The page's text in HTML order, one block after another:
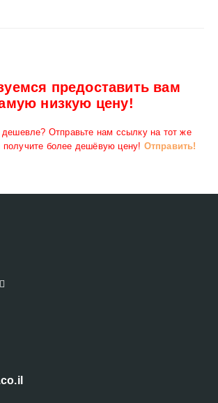
предоставить вам
низкую цену!
Отправьте нам ссылку на тот же
получите более дешёвую цену! Отправить!